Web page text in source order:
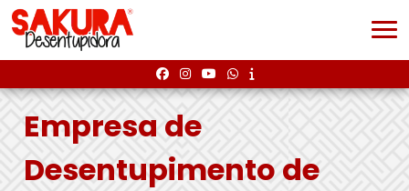
Empresa de
Desentupimento de